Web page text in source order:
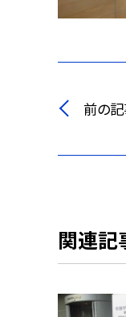
前の
関連記